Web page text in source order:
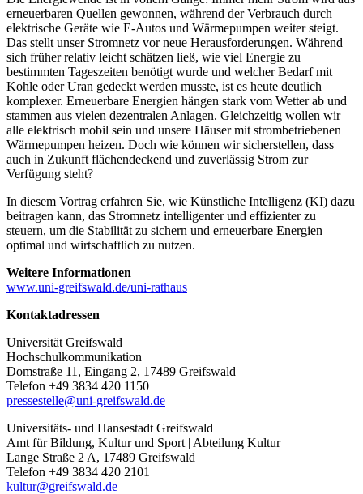
erneuerbaren Quellen gewonnen, während der Verbrauch durch
elektrische Geräte wie E-Autos und Wärmepumpen weiter steigt.
Das stellt unser Stromnetz vor neue Herausforderungen. Während
sich früher relativ leicht schätzen ließ, wie viel Energie zu
bestimmten Tageszeiten benötigt wurde und welcher Bedarf mit
Kohle oder Uran gedeckt werden musste, ist es heute deutlich
komplexer. Erneuerbare Energien hängen stark vom Wetter ab und
stammen aus vielen dezentralen Anlagen. Gleichzeitig wollen wir
alle elektrisch mobil sein und unsere Häuser mit strombetriebenen
Wärmepumpen heizen. Doch wie können wir sicherstellen, dass
auch in Zukunft flächendeckend und zuverlässig Strom zur
Verfügung steht?
In diesem Vortrag erfahren Sie, wie Künstliche Intelligenz (KI) dazu
beitragen kann, das Stromnetz intelligenter und effizienter zu
steuern, um die Stabilität zu sichern und erneuerbare Energien
optimal und wirtschaftlich zu nutzen.
Weitere Informationen
www.uni-greifswald.de/uni-rathaus
Kontaktadressen
Universität Greifswald
Hochschulkommunikation
Domstraße 11, Eingang 2, 17489 Greifswald
Telefon +49 3834 420 1150
pressestelle@uni-greifswald.de
Universitäts- und Hansestadt Greifswald
Amt für Bildung, Kultur und Sport | Abteilung Kultur
Lange Straße 2 A, 17489 Greifswald
Telefon +49 3834 420 2101
kultur@greifswald.de